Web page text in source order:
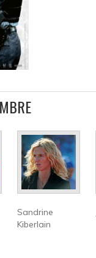
Sandrine
Kiberlain